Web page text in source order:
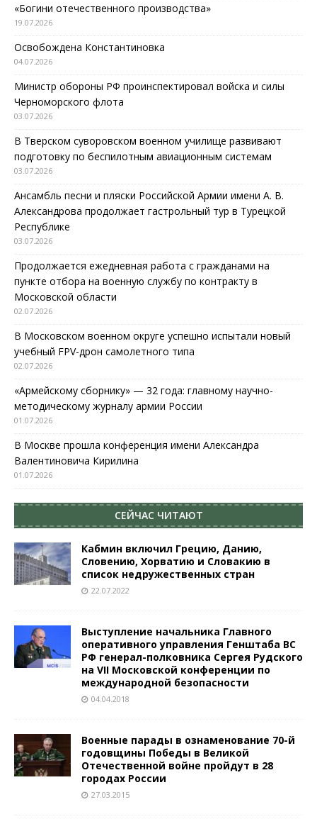
«Богини отечественного производства»
19.07.2026
Освобождена Константиновка
04.07.2026
Министр обороны РФ проинспектировал войска и силы
Черноморского флота
03.07.2026
В Тверском суворовском военном училище развивают
подготовку по беспилотным авиационным системам
03.07.2026
Ансамбль песни и пляски Российской Армии имени А. В.
Александрова продолжает гастрольный тур в Турецкой
Республике
03.07.2026
Продолжается ежедневная работа с гражданами на
пункте отбора на военную службу по контракту в
Московской области
02.07.2026
В Московском военном округе успешно испытали новый
учебный FPV-дрон самолетного типа
02.07.2026
«Армейскому сборнику» — 32 года: главному научно-
методическому журналу армии России
01.07.2026
В Москве прошла конференция имени Александра
Валентиновича Кирилина
01.07.2026
СЕЙЧАС ЧИТАЮТ
Кабмин включил Грецию, Данию,
Словению, Хорватию и Словакию в
список недружественных стран
22.07.2022
Выступление начальника Главного
оперативного управления Генштаба ВС
РФ генерал-полковника Сергея Рудского
на VII Московской конференции по
международной безопасности
04.04.2018
Военные парады в ознаменование 70-й
годовщины Победы в Великой
Отечественной войне пройдут в 28
городах России
27.03.2015